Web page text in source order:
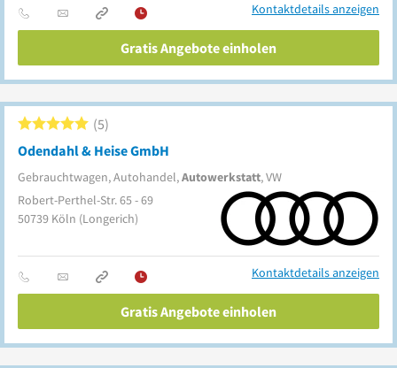
Kontaktdetails anzeigen
Gratis Angebote einholen
Odendahl & Heise GmbH
Gebrauchtwagen, Autohandel,Autowerkstatt, VW
5
Robert-Perthel-Str. 65 - 69
50739 Köln (Longerich)
Kontaktdetails anzeigen
Gratis Angebote einholen